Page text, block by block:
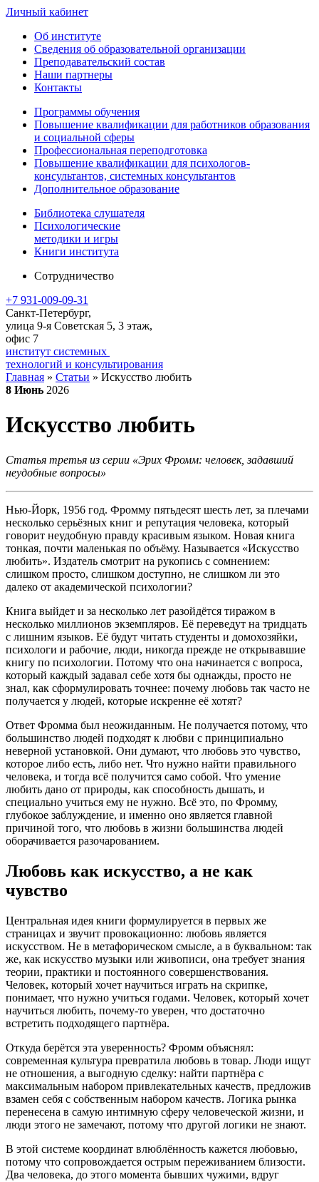
Личный кабинет
Об институте
Сведения об образовательной организации
Преподавательский состав
Наши партнеры
Контакты
Программы обучения
Повышение квалификации для работников образования
и социальной сферы
Профессиональная переподготовка
Повышение квалификации для психологов-
консультантов, системных консультантов
Дополнительное образование
Библиотека слушателя
Психологические
методики и игры
Книги института
Сотрудничество
+7 931-009-09-31
Санкт-Петербург,
улица 9-я Советская 5​, 3 этаж,
офис 7
институт системных
технологий и консультирования
Главная » Статьи » Искусство любить
8 Июнь 2026
Искусство любить
Статья третья из серии «Эрих Фромм: человек, задавший
неудобные вопросы»
Нью-Йорк, 1956 год. Фромму пятьдесят шесть лет, за плечами
несколько серьёзных книг и репутация человека, который
говорит неудобную правду красивым языком. Новая книга
тонкая, почти маленькая по объёму. Называется «Искусство
любить». Издатель смотрит на рукопись с сомнением:
слишком просто, слишком доступно, не слишком ли это
далеко от академической психологии?
Книга выйдет и за несколько лет разойдётся тиражом в
несколько миллионов экземпляров. Её переведут на тридцать
с лишним языков. Её будут читать студенты и домохозяйки,
психологи и рабочие, люди, никогда прежде не открывавшие
книгу по психологии. Потому что она начинается с вопроса,
который каждый задавал себе хотя бы однажды, просто не
знал, как сформулировать точнее: почему любовь так часто не
получается у людей, которые искренне её хотят?
Ответ Фромма был неожиданным. Не получается потому, что
большинство людей подходят к любви с принципиально
неверной установкой. Они думают, что любовь это чувство,
которое либо есть, либо нет. Что нужно найти правильного
человека, и тогда всё получится само собой. Что умение
любить дано от природы, как способность дышать, и
специально учиться ему не нужно. Всё это, по Фромму,
глубокое заблуждение, и именно оно является главной
причиной того, что любовь в жизни большинства людей
оборачивается разочарованием.
Любовь как искусство, а не как
чувство
Центральная идея книги формулируется в первых же
страницах и звучит провокационно: любовь является
искусством. Не в метафорическом смысле, а в буквальном: так
же, как искусство музыки или живописи, она требует знания
теории, практики и постоянного совершенствования.
Человек, который хочет научиться играть на скрипке,
понимает, что нужно учиться годами. Человек, который хочет
научиться любить, почему-то уверен, что достаточно
встретить подходящего партнёра.
Откуда берётся эта уверенность? Фромм объяснял:
современная культура превратила любовь в товар. Люди ищут
не отношения, а выгодную сделку: найти партнёра с
максимальным набором привлекательных качеств, предложив
взамен себя с собственным набором качеств. Логика рынка
перенесена в самую интимную сферу человеческой жизни, и
люди этого не замечают, потому что другой логики не знают.
В этой системе координат влюблённость кажется любовью,
потому что сопровождается острым переживанием близости.
Два человека, до этого момента бывших чужими, вдруг